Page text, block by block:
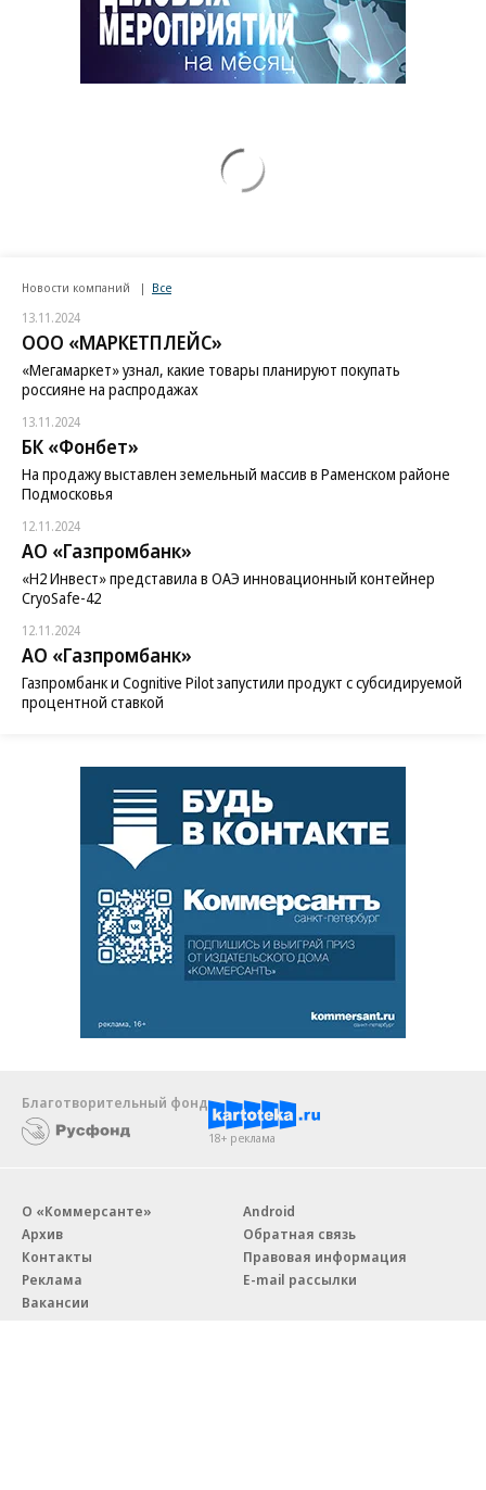
Новости компаний Все
13.11.2024
ООО «МАРКЕТПЛЕЙС»
«Мегамаркет» узнал, какие товары планируют покупать
россияне на распродажах
13.11.2024
БК «Фонбет»
На продажу выставлен земельный массив в Раменском районе
Подмосковья
12.11.2024
АО «Газпромбанк»
«H2 Инвест» представила в ОАЭ инновационный контейнер
CryoSafe-42
12.11.2024
АО «Газпромбанк»
Газпромбанк и Cognitive Pilot запустили продукт с субсидируемой
процентной ставкой
Благотворительный фонд
18+ реклама
О «Коммерсанте»
Архив
Контакты
Реклама
Вакансии
Android
Обратная связь
Правовая информация
E-mail рассылки